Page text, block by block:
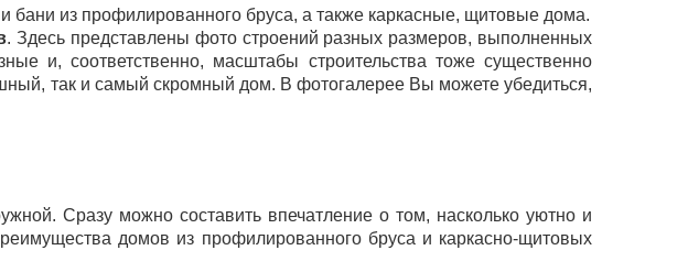
из профилированного бруса, а также каркасные, щитовые дома.
. Здесь представлены фото строений разных размеров, выполненных
и, соответственно, масштабы строительства тоже существенно
так и самый скромный дом. В фотогалерее Вы можете убедиться,
Сразу можно составить впечатление о том, насколько уютно и
домов из профилированного бруса и каркасно-щитовых